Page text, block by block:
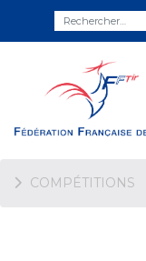
COMPÉTITIONS